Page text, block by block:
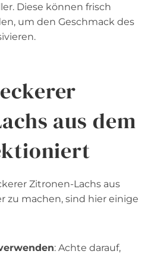
Diese können frisch
um den Geschmack des
aus dem
Zitronen-Lachs aus
zu machen, sind hier einige
: Achte darauf,